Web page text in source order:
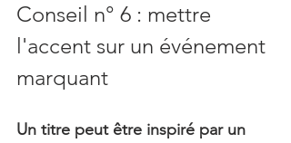
Conseil n° 6 : mettre
l'accent sur un événement
marquant
Un titre peut être inspiré par un